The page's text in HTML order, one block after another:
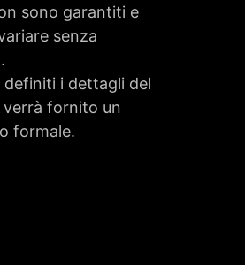
sono garantiti e
senza
definiti i dettagli del
fornito un
formale.